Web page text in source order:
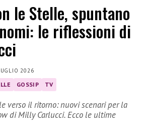
le Stelle, spuntano
le riflessioni di
2026
GOSSIP TV
verso il ritorno: nuovi scenari per la
di Milly Carlucci. Ecco le ultime